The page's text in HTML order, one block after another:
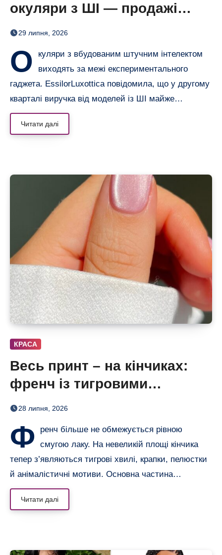
окуляри з ШІ — продажі
майже подвоїлися
29 липня, 2026
О
куляри з вбудованим штучним інтелектом
виходять за межі експериментального
гаджета. EssilorLuxottica повідомила, що у другому
кварталі виручка від моделей із ШІ майже…
Читати далі
КРАСА
Весь принт – на кінчиках:
френч із тигровими
смугами, квітами і хвилями
28 липня, 2026
Ф
ренч більше не обмежується рівною
смугою лаку. На невеликій площі кінчика
тепер з’являються тигрові хвилі, крапки, пелюстки
й анімалістичні мотиви. Основна частина…
Читати далі